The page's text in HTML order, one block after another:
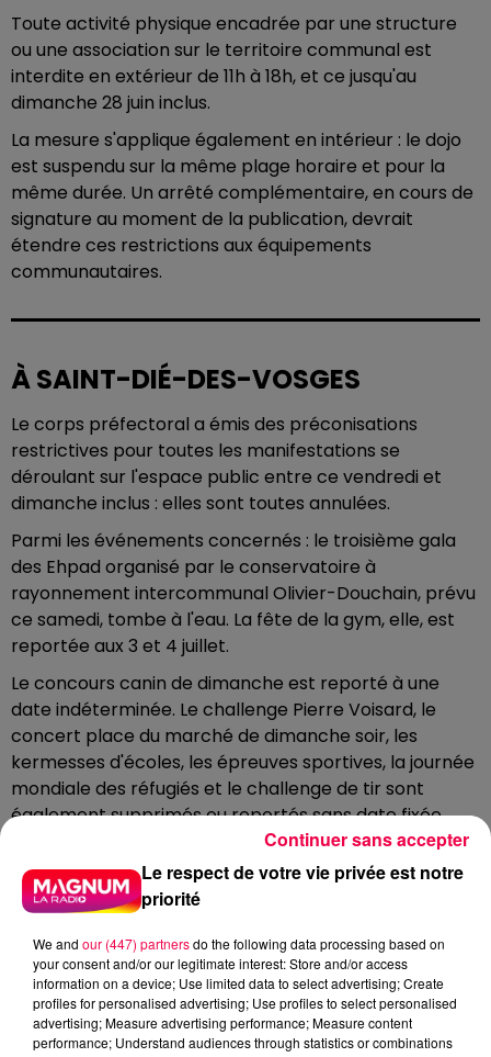
Toute activité physique encadrée par une structure
ou une association sur le territoire communal est
interdite en extérieur de 11h à 18h, et ce jusqu'au
dimanche 28 juin inclus.
La mesure s'applique également en intérieur : le dojo
est suspendu sur la même plage horaire et pour la
même durée. Un arrêté complémentaire, en cours de
signature au moment de la publication, devrait
étendre ces restrictions aux équipements
communautaires.
À SAINT-DIÉ-DES-VOSGES
Le corps préfectoral a émis des préconisations
restrictives pour toutes les manifestations se
déroulant sur l'espace public entre ce vendredi et
dimanche inclus : elles sont toutes annulées.
Parmi les événements concernés : le troisième gala
des Ehpad organisé par le conservatoire à
rayonnement intercommunal Olivier-Douchain, prévu
ce samedi, tombe à l'eau. La fête de la gym, elle, est
reportée aux 3 et 4 juillet.
Le concours canin de dimanche est reporté à une
date indéterminée. Le challenge Pierre Voisard, le
concert place du marché de dimanche soir, les
kermesses d'écoles, les épreuves sportives, la journée
mondiale des réfugiés et le challenge de tir sont
également supprimés ou reportés sans date fixée.
La Duck Race, course de canards en plastique très
populaire prévue ce dimanche dans le département,
est quant à elle reportée au dimanche 2 août. L'arrêté
end dans les Vosges a contraint les organisateurs à
cette décision, qu'ils disent regretter sincèrement
tout en plaçant la sécurité de tous en priorité absolue.
Côté services, l'accueil de jour assure une ouverture
Le respect de votre vie privée est notre
priorité
We and our (447) partnersdo the following data processing based on
your consent and/or our legitimate interest: Store and/or access
information on a device; Use limited data to select advertising; Create
profiles for personalised advertising; Use profiles to select personalised
advertising; Measure advertising performance; Measure content
performance; Understand audiences through statistics or combinations
Continuer sans accepter